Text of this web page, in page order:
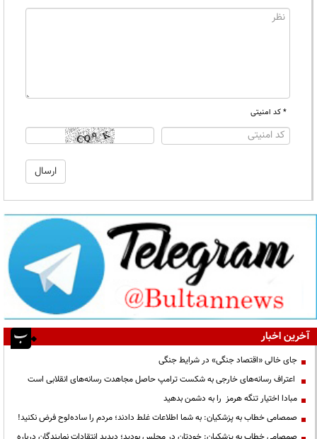
* کد امنیتی
آخرین اخبار
جای خالی «اقتصاد جنگی» در شرایط جنگی
اعتراف رسانه‌های خارجی به شکست ترامپ حاصل مجاهدت رسانه‌های انقلابی است
مبادا اختیار تنگه هرمز را به دشمن بدهید
صمصامی خطاب به پزشکیان: به شما اطلاعات غلط دادند؛ مردم را ساده‌لوح فرض نکنید!